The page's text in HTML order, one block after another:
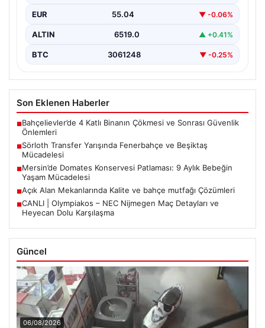
EUR 55.04 ▼ -0.06%
ALTIN 6519.0 ▲ +0.41%
BTC 3061248 ▼ -0.25%
Son Eklenen Haberler
■Bahçelievler’de 4 Katlı Binanın Çökmesi ve Sonrası Güvenlik
Önlemleri
■Sörloth Transfer Yarışında Fenerbahçe ve Beşiktaş
Mücadelesi
■Mersin’de Domates Konservesi Patlaması: 9 Aylık Bebeğin
Yaşam Mücadelesi
■Açık Alan Mekanlarında Kalite ve bahçe mutfağı Çözümleri
■CANLI | Olympiakos – NEC Nijmegen Maç Detayları ve
Heyecan Dolu Karşılaşma
Güncel
06/08/2026